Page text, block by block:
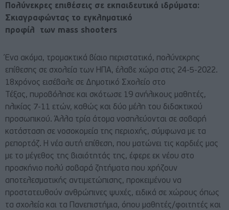
Πολύνεκρες επιθέσεις σε εκπαιδευτικά ιδρύματα:
Σκιαγραφώντας το εγκληματικό
προφίλ των mass shooters
Ένα ακόμα, τρομακτικά βίαιο περιστατικό, πολύνεκρης
επίθεσης σε σχολεία των ΗΠΑ, έλαβε χώρα στις 24-5-2022.
18χρόνος εισέβαλε σε Δημοτικό Σχολείο στο
Τέξας, πυροβόλησε και σκότωσε 19 ανήλικους μαθητές,
ηλικίας 7-11 ετών, καθώς και δύο μέλη του διδακτικού
προσωπικού. Άλλα τρία άτομα νοσηλεύονται σε σοβαρή
κατάσταση σε νοσοκομεία της περιοχής, σύμφωνα με τα
ρεπορτάζ. Η νέα αυτή επίθεση, που ματώνει τις καρδιές μας
με το μέγεθος της βιαιότητάς της, έφερε εκ νέου στο
προσκήνιο πολύ σοβαρά ζητήματα που χρήζουν
αποτελεσματικής αντιμετώπισης, προκειμένου να
προστατευθούν ανθρώπινες ψυχές, ειδικά σε χώρους όπως
τα σχολεία και τα Πανεπιστήμια, όπου μαθητές/φοιτητές και